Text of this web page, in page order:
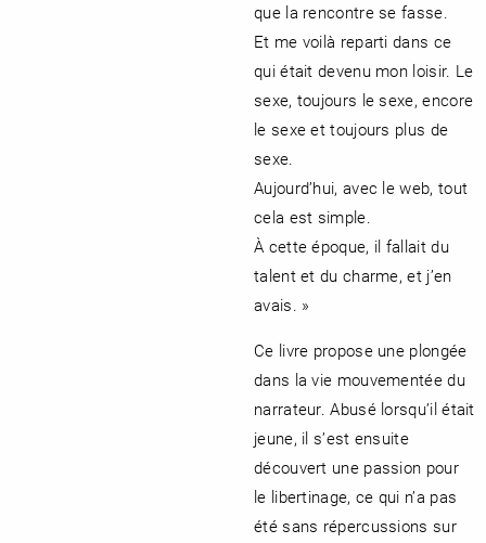
que la rencontre se fasse.
Et me voilà reparti dans ce
qui était devenu mon loisir. Le
sexe, toujours le sexe, encore
le sexe et toujours plus de
sexe.
Aujourd’hui, avec le web, tout
cela est simple.
À cette époque, il fallait du
talent et du charme, et j’en
avais. »
Ce livre propose une plongée
dans la vie mouvementée du
narrateur. Abusé lorsqu’il était
jeune, il s’est ensuite
découvert une passion pour
le libertinage, ce qui n’a pas
été sans répercussions sur